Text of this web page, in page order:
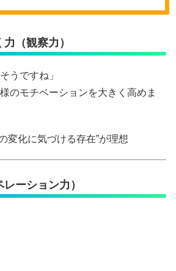
（観察力）
うですね」
のモチベーションを大きく高めま
変化に気づける存在”が理想
ーション力）